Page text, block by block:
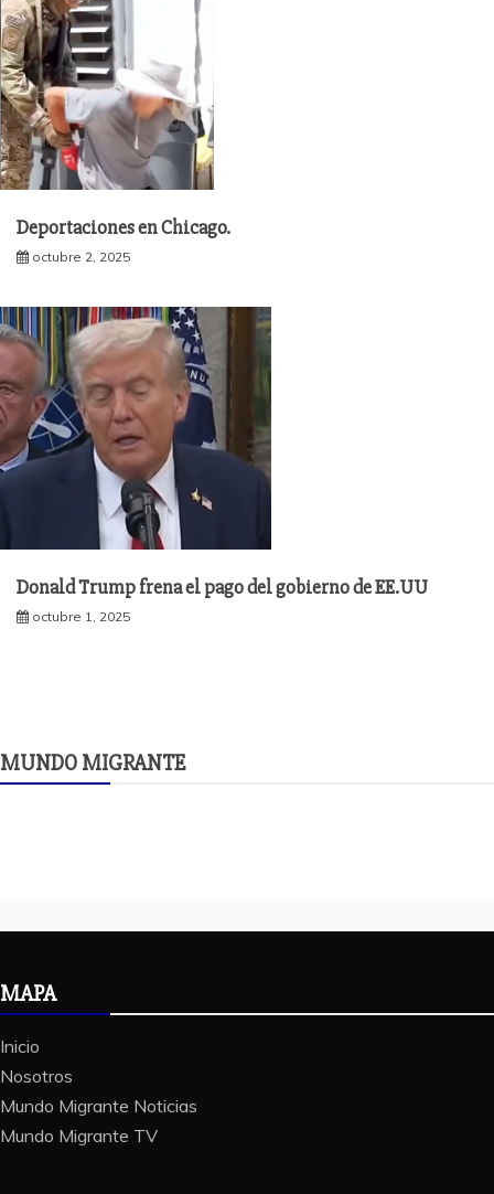
Deportaciones en Chicago.
octubre 2, 2025
Donald Trump frena el pago del gobierno de EE.UU
octubre 1, 2025
MUNDO MIGRANTE
MAPA
Inicio
Nosotros
Mundo Migrante Noticias
Mundo Migrante TV